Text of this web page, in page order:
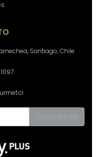
Santiago, Chile